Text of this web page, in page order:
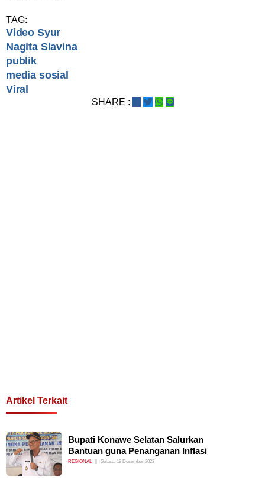
TAG:
Video Syur
Nagita Slavina
publik
media sosial
Viral
SHARE :
Artikel Terkait
Bupati Konawe Selatan Salurkan
Bantuan guna Penanganan Inflasi
REGIONAL Selasa, 19 Desember 2023